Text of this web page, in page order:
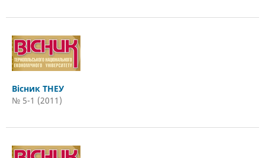
Вісник ТНЕУ
№ 5-1 (2011)